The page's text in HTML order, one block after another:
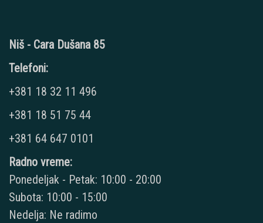
Niš - Cara Dušana 85
Telefoni:
+381 18 32 11 496
+381 18 51 75 44
+381 64 647 0101
Radno vreme:
Ponedeljak - Petak: 10:00 - 20:00
Subota: 10:00 - 15:00
Nedelja: Ne radimo